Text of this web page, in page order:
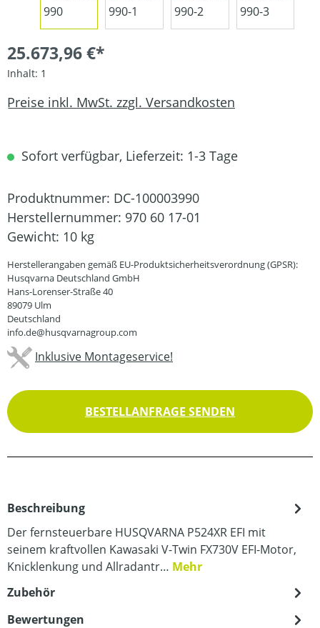
25.673,96 €*
Inhalt: 1
Preise inkl. MwSt. zzgl. Versandkosten
Sofort verfügbar, Lieferzeit: 1-3 Tage
Produktnummer: DC-100003990
Herstellernummer: 970 60 17-01
Gewicht: 10 kg
Herstellerangaben gemäß EU-Produktsicherheitsverordnung (GPSR):
Husqvarna Deutschland GmbH
Hans-Lorenser-Straße 40
89079 Ulm
Deutschland
info.de@husqvarnagroup.com
Inklusive Montageservice!
BESTELLANFRAGE SENDEN
Beschreibung
Der fernsteuerbare HUSQVARNA P524XR EFI mit
seinem kraftvollen Kawasaki V-Twin FX730V EFI-Motor,
Knicklenkung und Allradantr… Mehr
Zubehör
Bewertungen